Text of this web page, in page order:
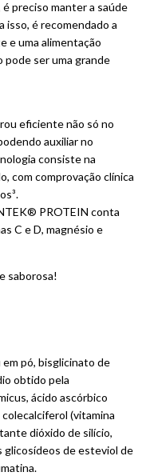
preciso manter a saúde
isso, é recomendado a
e uma alimentação
pode ser uma grande
eficiente não só no
auxiliar no
consiste na
com comprovação clínica
PROTEIN conta
C e D, magnésio e
saborosa!
pó, bisglicinato de
obtido pela
ácido ascórbico
(vitamina
dióxido de silício,
glicosídeos de esteviol de